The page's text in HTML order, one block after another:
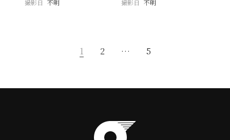
撮影日
不明
撮影日 不明
1 2 … 5